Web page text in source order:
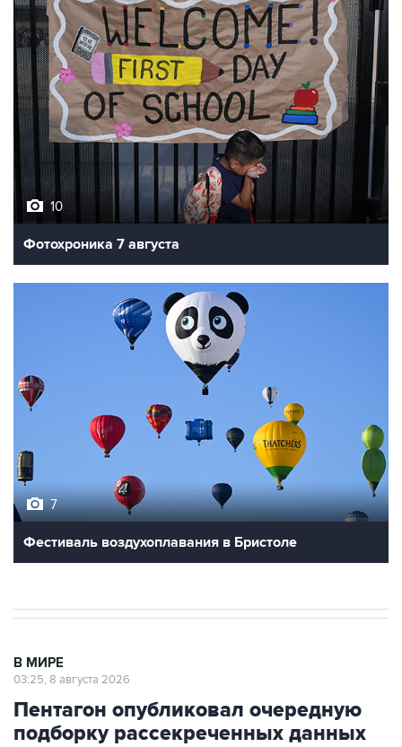
10
Фотохроника 7 августа
Фестиваль воздухоплавания в Бристоле
Пентагон опубликовал очередную
подборку рассекреченных данных
об НЛО